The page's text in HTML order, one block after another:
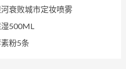
衰败城市定妆喷雾
500ML
粉5条